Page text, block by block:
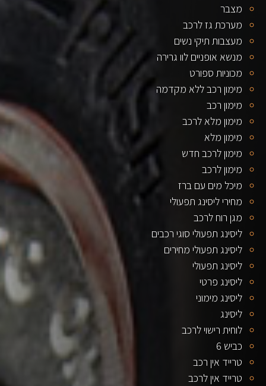
מצבר
מערכת גז לרכב
מעצבות תיקי נשים
מנשא אופניים לוו גרירה
מכוניות ספורט
מימון רכב ללא מקדמה
מימון רכב
מימון מלא לרכב
מימון מלא
מימון לרכב חדש
מימון לרכב
מיכל מים עם ברז
מחירי ליסינג תפעולי
מגן רוח לרכב
ליסינג תפעולי סוגי רכבים
ליסינג תפעולי מחירים
ליסינג תפעולי
ליסינג פרטי
ליסינג מימוני
ליסינג
לוחית רישוי לרכב
כביש 6
טרייד אין רכב
טרייד אין לרכב